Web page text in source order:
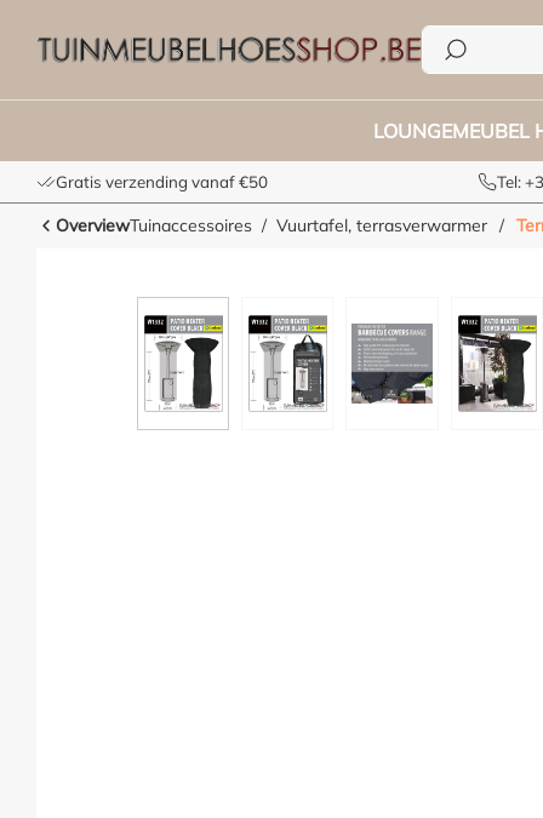
LOUNGEMEUBEL
Gratis verzending vanaf €50 Tel:
OverviewTuinaccessoires Vuurtafel, terrasverwarmer /